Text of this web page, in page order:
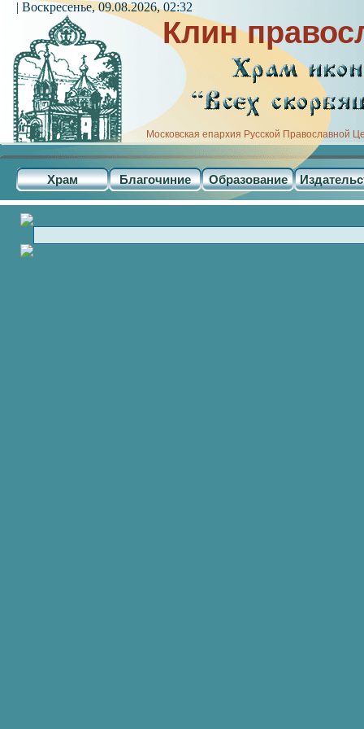
Клин
Московская епархия Русской Православной
Храм Благочиние Образование
| Воскресенье, 09.08.2026, 02:32